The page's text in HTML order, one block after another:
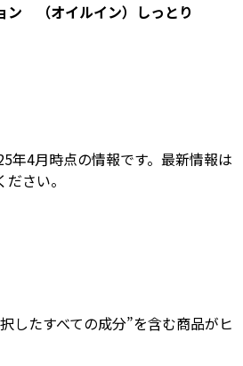
ン （オイルイン）しっとり
年4月時点の情報です。最新情報は
さい。
したすべての成分”を含む商品がヒ